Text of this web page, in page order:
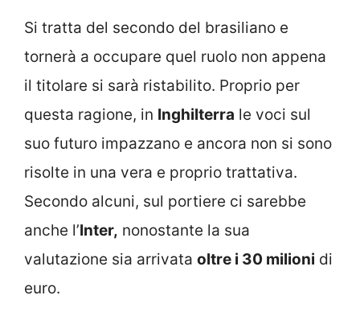
Si tratta del secondo del brasiliano e
tornerà a occupare quel ruolo non appena
il titolare si sarà ristabilito. Proprio per
questa ragione, in Inghilterra le voci sul
suo futuro impazzano e ancora non si sono
risolte in una vera e proprio trattativa.
Secondo alcuni, sul portiere ci sarebbe
anche l’Inter, nonostante la sua
valutazione sia arrivata oltre i 30 milioni di
euro.